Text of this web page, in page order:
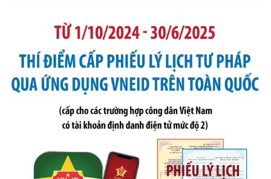
Tên: Thông tư số 105/2026/TT-BTC của Bộ Tài chính: Bãi
bỏ Thông tư số 87/2019/TT- BТC ngày 19 tháng 12 năm
2019 của Bộ trưởng Bộ Tài chính hướng dẫn thực hiện xử
phạt vi phạm hành chính trong lĩnh vực kho bạc nhà nước
Ngày ban hành: 21/07/2026
Số kí hiệu:291/2026/NĐ-CP
Tên: Nghị định số 291/2026/NĐ-CP của Chính phủ: Sửa
đổi, bổ sung một số điều của Nghị định số 125/2020/NĐ-СР
ngày 19 tháng 10 năm 2020 của Chính phủ quy định xử
phạt vi phạm hành chính về thuế, hóa đơn được sửa đổi, bổ
sung bởi Nghị định số 102/2021/NĐ-CP
Ngày ban hành: 20/07/2026